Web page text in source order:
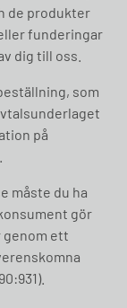
de produkter
funderingar
dig till oss.
som
på
måste du ha
gör
genom ett